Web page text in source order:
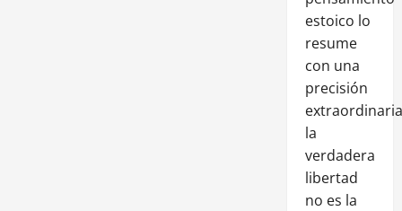
estoico lo
resume
con una
precisión
la
verdadera
libertad
no es la